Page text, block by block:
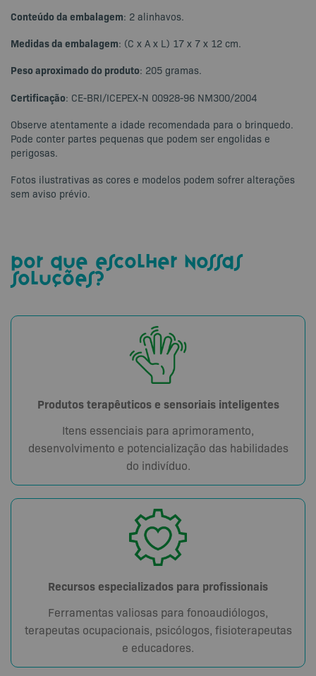
Conteúdo da embalagem: 2 alinhavos.
Medidas da embalagem: (C x A x L) 17 x 7 x 12 cm.
Peso aproximado do produto: 205 gramas.
Certificação: CE-BRI/ICEPEX-N 00928-96 NM300/2004
Observe atentamente a idade recomendada para o brinquedo.
Pode conter partes pequenas que podem ser engolidas e
perigosas.
Fotos ilustrativas as cores e modelos podem sofrer alterações
sem aviso prévio.
por que escolher nossas
soluções?
Produtos terapêuticos e sensoriais inteligentes
Itens essenciais para aprimoramento,
desenvolvimento e potencialização das habilidades
do indivíduo.
Recursos especializados para profissionais
Ferramentas valiosas para fonoaudiólogos,
terapeutas ocupacionais, psicólogos, fisioterapeutas
e educadores.